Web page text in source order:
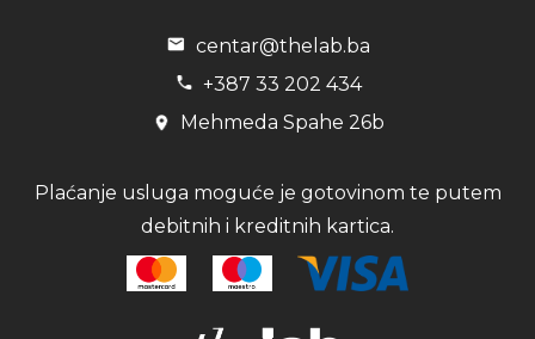
centar@thelab.ba
+387 33 202 434
Mehmeda Spahe 26b
Plaćanje usluga moguće je gotovinom te putem
debitnih i kreditnih kartica.